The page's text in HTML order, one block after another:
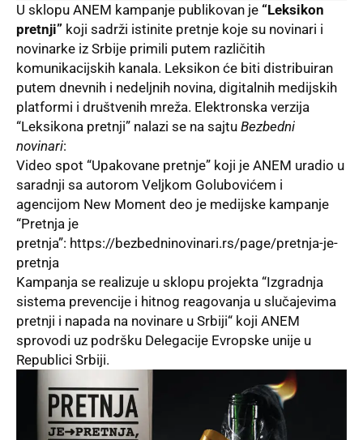
U sklopu ANEM kampanje publikovan je “Leksikon
pretnji” koji sadrži istinite pretnje koje su novinari i
novinarke iz Srbije primili putem različitih
komunikacijskih kanala. Leksikon će biti distribuiran
putem dnevnih i nedeljnih novina, digitalnih medijskih
platformi i društvenih mreža. Elektronska verzija
“Leksikona pretnji” nalazi se na sajtu Bezbedni
novinari:
Video spot “Upakovane pretnje” koji je ANEM uradio u
saradnji sa autorom Veljkom Golubovićem i
agencijom New Moment deo je medijske kampanje
“Pretnja je
pretnja”: https://bezbedninovinari.rs/page/pretnja-je-
pretnja
Kampanja se realizuje u sklopu projekta “Izgradnja
sistema prevencije i hitnog reagovanja u slučajevima
pretnji i napada na novinare u Srbiji“ koji ANEM
sprovodi uz podršku Delegacije Evropske unije u
Republici Srbiji.